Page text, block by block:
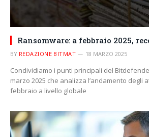
Ransomware: a febbraio 2025,
BY REDAZIONE BITMAT 18 MARZO 2025
Condividiamo i punti principali del
marzo 2025 che analizza l’andamento degli
febbraio a livello globale